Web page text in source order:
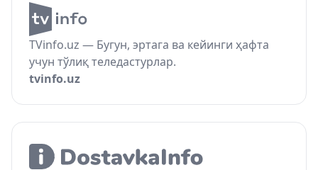
TVinfo.uz — Бугун, эртага ва кейинги ҳафта
учун тўлиқ теледастурлар.
tvinfo.uz